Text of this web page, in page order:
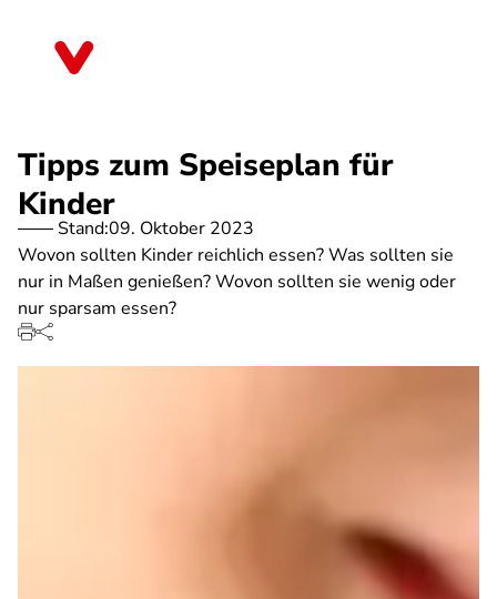
Tipps zum Speiseplan für
Kinder
Stand:09. Oktober 2023
Wovon sollten Kinder reichlich essen? Was sollten sie
nur in Maßen genießen? Wovon sollten sie wenig oder
nur sparsam essen?